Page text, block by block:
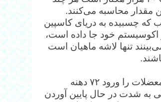
مقدار محاسبه می‌کنند.
که چسبیده به دریای کاسپین
گونه ماهی و ۲۶۴ گونه پرنده را در اکوسیستم خود جا داده است،
تنها لاشه ماهیان است
محمد درویش، فعال محیط زیست در گفتگو با «اعتماد» یکی از مهم‌ترین معضلات را ورود ۷۲ دهنه
به شدت در حال پایین آوردن